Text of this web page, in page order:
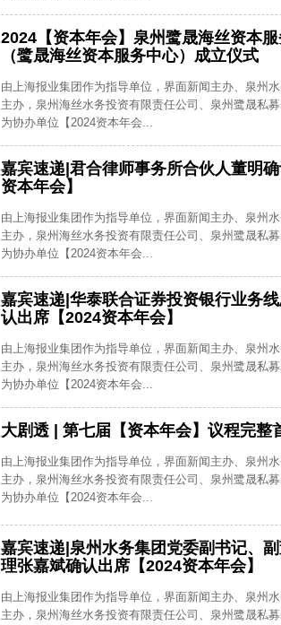
2024【资本年会】泉州鹭晟海丝资本
（鹭晟海丝资本服务中心）成立仪式
由上海报业集团作为指导单位，界面新闻主办、泉州
主办，泉州海丝水务投资有限责任公司、泉州鹭晟私
为协办单位【2024资本年会...
嘉宾速递|君合律师事务所合伙人董明
资本年会】
由上海报业集团作为指导单位，界面新闻主办、泉州
主办，泉州海丝水务投资有限责任公司、泉州鹭晟私
为协办单位【2024资本年会...
嘉宾速递|华泰联合证券投资银行业务
认出席【2024资本年会】
由上海报业集团作为指导单位，界面新闻主办、泉州
主办，泉州海丝水务投资有限责任公司、泉州鹭晟私
为协办单位【2024资本年会...
大剧透 | 第七届【资本年会】议程完整
由上海报业集团作为指导单位，界面新闻主办、泉州
主办，泉州海丝水务投资有限责任公司、泉州鹭晟私
为协办单位【2024资本年会...
嘉宾速递|泉州水务集团党委副书记、
理张嘉斌确认出席【2024资本年会】
由上海报业集团作为指导单位，界面新闻主办、泉州
主办，泉州海丝水务投资有限责任公司、泉州鹭晟私